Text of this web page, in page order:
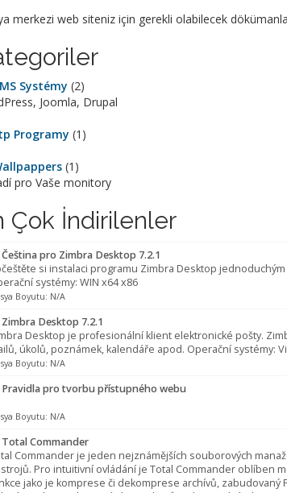
merkezi web siteniz için gerekli olabilecek
Systémy (2)
Joomla, Drupal
Programy (1)
(1)
pro Vaše monitory
Çok İndirilenler
pro Zimbra Desktop 7.2.1
si instalaci programu Zimbra Desktop
systémy: WIN x64 x86
Boyutu: N/A
Desktop 7.2.1
Desktop je profesionální klient elektronické pošty.
úkolů, poznámek, kalendáře apod. Operační systémy:
Boyutu: N/A
pro tvorbu přístupného webu
Boyutu: N/A
Commander
Commander je jeden nejznámějších souborových
Pro intuitivní ovládání je Total Commander oblíben
jako je komprese či dekomprese archívů, zabudovaný